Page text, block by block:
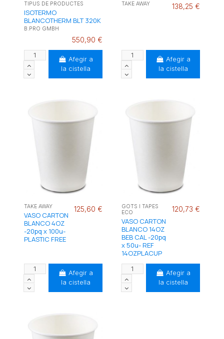
TIPUS DE PRODUCTES
ISOTERMO
BLANCOTHERM BLT 320K
B.PRO GMBH
550,90 €
Afegir a
la cistella
TAKE AWAY 138,25 €
Afegir a
la cistella
TAKE AWAY
VASO CARTON
BLANCO 4OZ
-20pq x 100u-
PLASTIC FREE
125,60 €
Afegir a
la cistella
GOTS I TAPES
ECO
VASO CARTON
BLANCO 14OZ
BEB CAL -20pq
x 50u- REF
14OZPLACUP
120,73 €
Afegir a
la cistella